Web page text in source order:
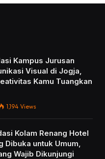
Kampus Jurusan
Visual di Jogja,
Kamu Tuangkan
1,194 Views
Kolam Renang Hotel
Dibuka untuk Umum,
Wajib Dikunjungi